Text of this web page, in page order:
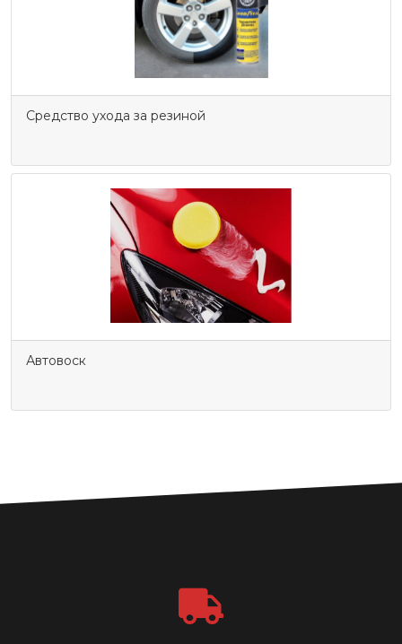
Средство ухода за резиной
Автовоск